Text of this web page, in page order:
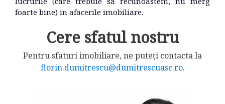
foarte bine) in afacerile imobiliare.
Cere sfatul nostru
Pentru sfaturi imobiliare, ne puteți contacta la
florin.dumitrescu@dumitrescuasc.ro.